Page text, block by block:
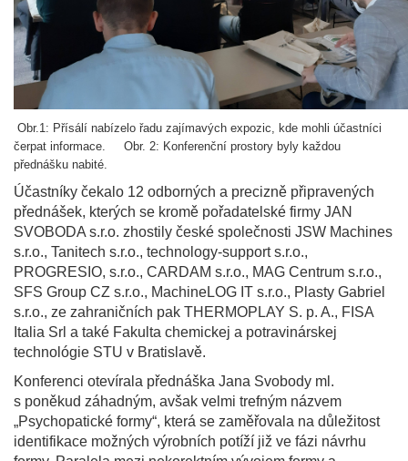
Obr.1: Přísálí nabízelo řadu zajímavých expozic, kde mohli účastníci
čerpat informace.
Obr. 2: Konferenční prostory byly každou
přednášku nabité.
Účastníky čekalo 12 odborných a precizně připravených
přednášek, kterých se kromě pořadatelské firmy JAN
SVOBODA s.r.o. zhostily české společnosti JSW Machines
s.r.o., Tanitech s.r.o., technology-support s.r.o.,
PROGRESIO, s.r.o., CARDAM s.r.o., MAG Centrum s.r.o.,
SFS Group CZ s.r.o., MachineLOG IT s.r.o., Plasty Gabriel
s.r.o., ze zahraničních pak THERMOPLAY S. p. A., FISA
Italia Srl a také Fakulta chemickej a potravinárskej
technológie STU v Bratislavě.
Konferenci otevírala přednáška Jana Svobody ml.
s poněkud záhadným, avšak velmi trefným názvem
„Psychopatické formy“, která se zaměřovala na důležitost
identifikace možných výrobních potíží již ve fázi návrhu